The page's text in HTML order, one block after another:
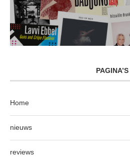
PAGINA’S
Home
nieuws
reviews